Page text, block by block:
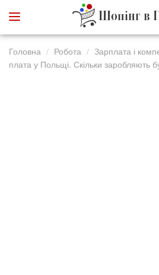
Шопінг в
Головна Робота Зарплата і
плата у Польщі. Скільки заробляють